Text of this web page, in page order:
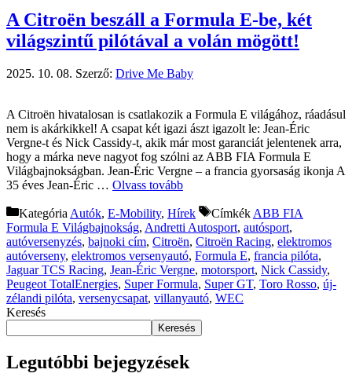
A Citroën beszáll a Formula E-be, két
világszintű pilótával a volán mögött!
2025. 10. 08. Szerző: Drive Me Baby
A Citroën hivatalosan is csatlakozik a Formula E világához, ráadásul
nem is akárkikkel! A csapat két igazi ászt igazolt le: Jean-Éric
Vergne-t és Nick Cassidy-t, akik már most garanciát jelentenek arra,
hogy a márka neve nagyot fog szólni az ABB FIA Formula E
Világbajnokságban. Jean-Éric Vergne – a francia gyorsaság ikonja A
35 éves Jean-Éric … Olvass tovább
KategóriaAutók, E-Mobility, Hírek CímkékABB FIA
Formula E Világbajnokság, Andretti Autosport, autósport,
autóversenyzés, bajnoki cím, Citroën, Citroën Racing, elektromos
autóverseny, elektromos versenyautó, Formula E, francia pilóta,
Jaguar TCS Racing, Jean-Éric Vergne, motorsport, Nick Cassidy,
Peugeot TotalEnergies, Super Formula, Super GT, Toro Rosso, új-
zélandi pilóta, versenycsapat, villanyautó, WEC
Keresés
Keresés
Legutóbbi bejegyzések